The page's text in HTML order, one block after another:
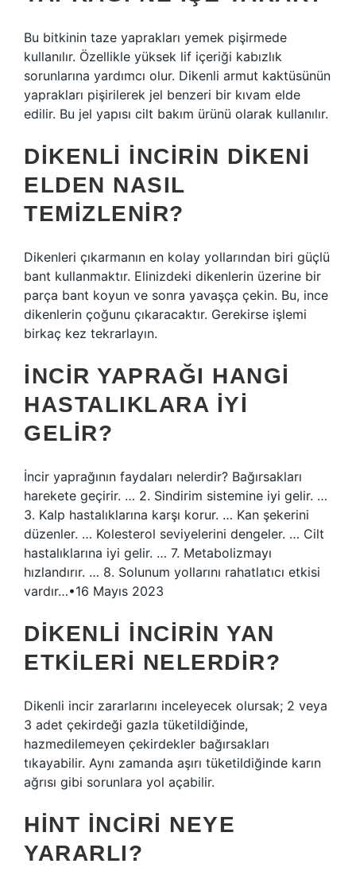
Bu bitkinin taze yaprakları yemek pişirmede
kullanılır. Özellikle yüksek lif içeriği kabızlık
sorunlarına yardımcı olur. Dikenli armut kaktüsünün
yaprakları pişirilerek jel benzeri bir kıvam elde
edilir. Bu jel yapısı cilt bakım ürünü olarak kullanılır.
DIKENLI INCIRIN DIKENI
ELDEN NASIL
TEMIZLENIR?
Dikenleri çıkarmanın en kolay yollarından biri güçlü
bant kullanmaktır. Elinizdeki dikenlerin üzerine bir
parça bant koyun ve sonra yavaşça çekin. Bu, ince
dikenlerin çoğunu çıkaracaktır. Gerekirse işlemi
birkaç kez tekrarlayın.
İNCIR YAPRAĞI HANGI
HASTALIKLARA IYI
GELIR?
İncir yaprağının faydaları nelerdir? Bağırsakları
harekete geçirir. … 2. Sindirim sistemine iyi gelir. …
3. Kalp hastalıklarına karşı korur. … Kan şekerini
düzenler. … Kolesterol seviyelerini dengeler. … Cilt
hastalıklarına iyi gelir. … 7. Metabolizmayı
hızlandırır. … 8. Solunum yollarını rahatlatıcı etkisi
vardır…•16 Mayıs 2023
DIKENLI INCIRIN YAN
ETKILERI NELERDIR?
Dikenli incir zararlarını inceleyecek olursak; 2 veya
3 adet çekirdeği gazla tüketildiğinde,
hazmedilemeyen çekirdekler bağırsakları
tıkayabilir. Aynı zamanda aşırı tüketildiğinde karın
ağrısı gibi sorunlara yol açabilir.
HINT INCIRI NEYE
YARARLI?